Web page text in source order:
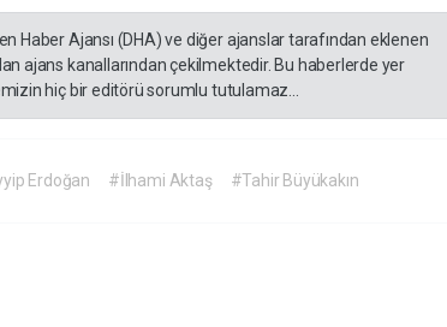
Haber Ajansı (DHA) ve diğer ajanslar tarafından eklenen
ajans kanallarından çekilmektedir. Bu haberlerde yer
hiç bir editörü sorumlu tutulamaz...
Erdoğan #İlhami Aktaş #Tahir Büyükakın